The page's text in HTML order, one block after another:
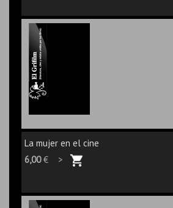
La mujer en el cine
6,00€ >